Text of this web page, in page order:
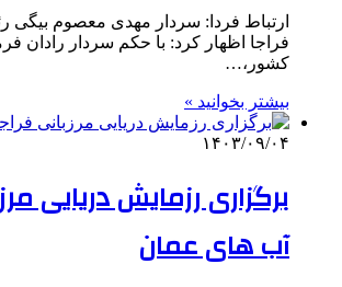
ارتباط فردا: سردار مهدی معصوم
فراجا اظهار کرد: با حکم سردار رادان
کشور،…
بیشتر بخوانید »
۱۴۰۳/۰۹/۰۴
برگزاری رزمایش دریایی
آب های عمان